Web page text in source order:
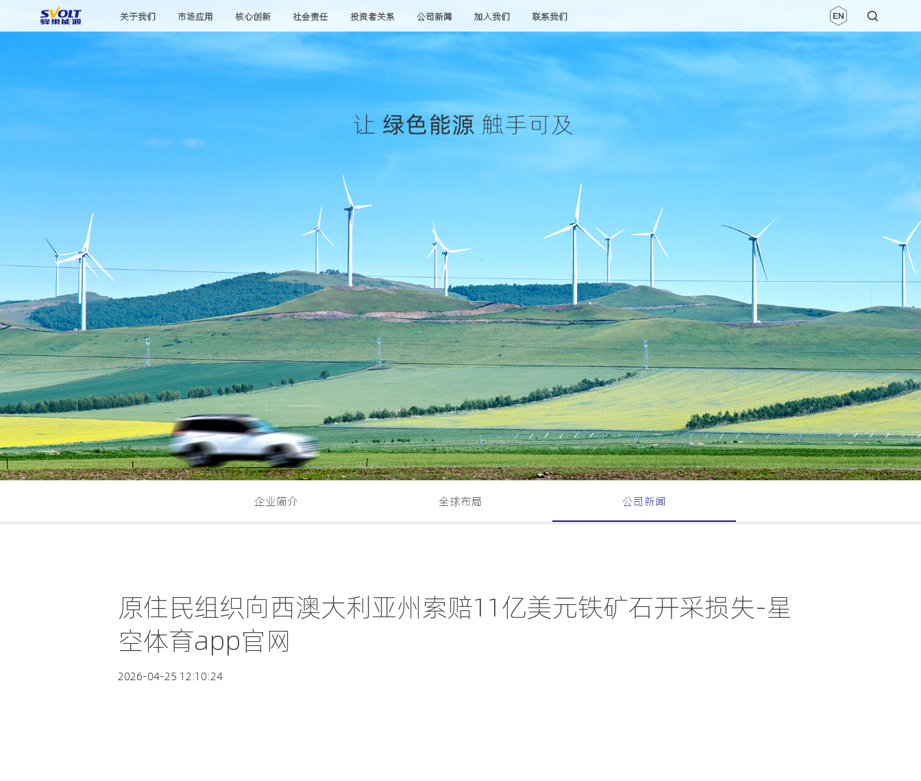
关于我们 市场应用 核心创新 社会责任 投资者关系 公司新闻 加入我们 联系我们
企业简介 全球布局 公司新闻
原住民组织向西澳大利亚州索赔11亿美元铁矿石开采损失-星
空体育app官网
2026-04-25 12:10:24